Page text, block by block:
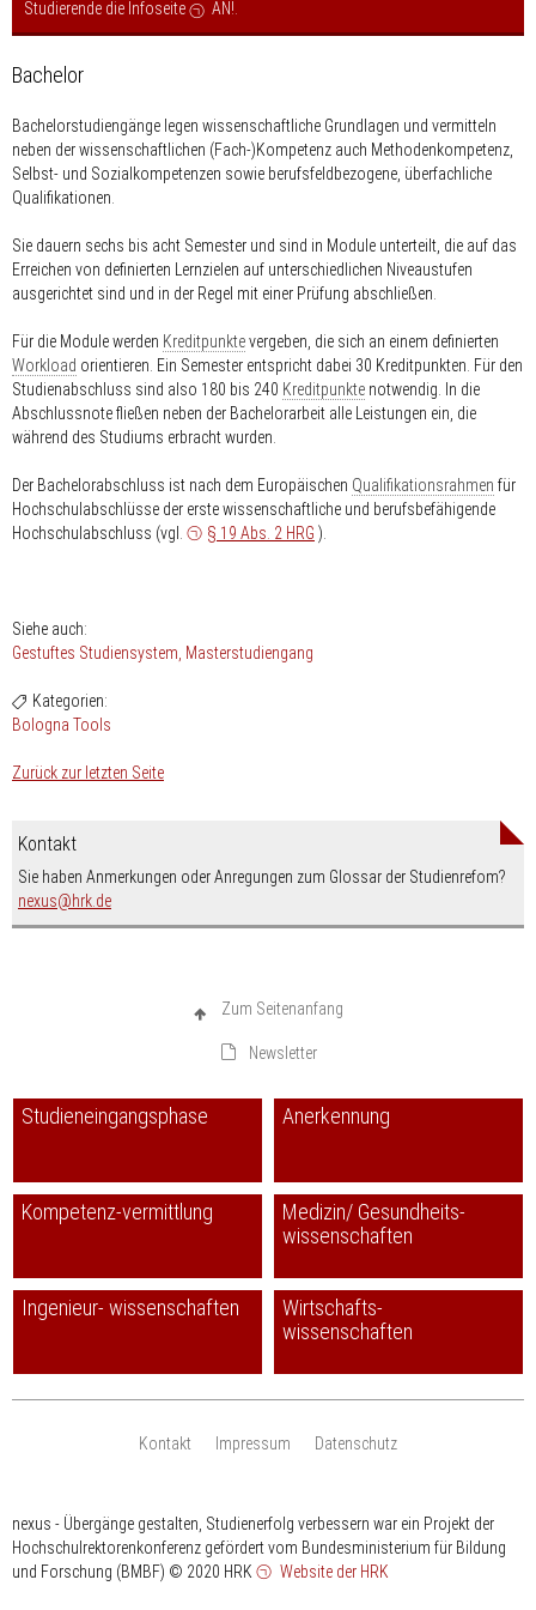
Studierende die Infoseite
AN!
Bachelor
Bachelorstudiengänge legen wissenschaftliche Grundlagen und vermitteln
neben der wissenschaftlichen (Fach-)Kompetenz auch Methodenkompetenz,
Selbst- und Sozialkompetenzen sowie berufsfeldbezogene, überfachliche
Qualifikationen.
Sie dauern sechs bis acht Semester und sind in Module unterteilt, die auf das
Erreichen von definierten Lernzielen auf unterschiedlichen Niveaustufen
ausgerichtet sind und in der Regel mit einer Prüfung abschließen.
Für die Module werden Kreditpunktevergeben, die sich an einem definierten
Workload orientieren. Ein Semester entspricht dabei 30 Kreditpunkten. Für den
Studienabschluss sind also 180 bis 240 Kreditpunkte notwendig. In die
Abschlussnote fließen neben der Bachelorarbeit alle Leistungen ein, die
während des Studiums erbracht wurden.
Der Bachelorabschluss ist nach dem Europäischen Qualifikationsrahmen für
Hochschulabschlüsse der erste wissenschaftliche und berufsbefähigende
Hochschulabschluss (vgl.
§ 19 Abs. 2 HRG ).
Siehe auch:
Gestuftes Studiensystem Masterstudiengang
Kategorien:
Bologna Tools
Zurück zur letzten Seite
Kontakt
Sie haben Anmerkungen oder Anregungen zum Glossar der Studienrefom?
nexus
nospam-
hrk.de
Zum Seitenanfang
Newsletter
Studieneingangsphase Anerkennung
Kompetenz-vermittlung
Medizin/ Gesundheits-
wissenschaften
Ingenieur- wissenschaften
Wirtschafts-
wissenschaften
Kontakt Impressum Datenschutz
nexus - Übergänge gestalten, Studienerfolg verbessern war ein Projekt der
Hochschulrektorenkonferenz gefördert vom Bundesministerium für Bildung
und Forschung (BMBF) © 2020 HRK Website der HRK